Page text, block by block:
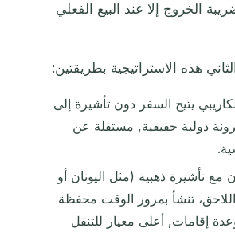
الخروج إلا عند البيع الفعلي
هذه الاستراتيجية بطريقتين:
يتيح السفر دون تأشيرة إلى
دولية حقيقية, مستقلة عن
مع تأشيرة ذهبية (مثل اليونان أو
تنشأ بمرور الوقت محفظة
إقامات, أعلى معيار للتنقل